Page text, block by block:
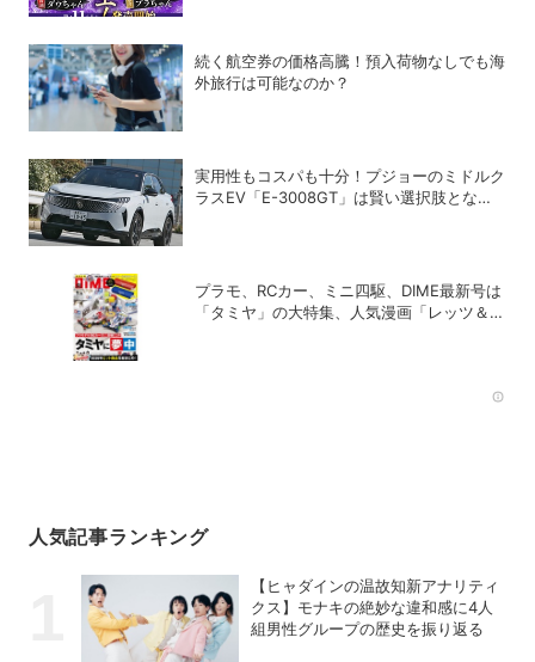
続く航空券の価格高騰！預入荷物なしでも海
外旅行は可能なのか？
実用性もコスパも十分！プジョーのミドルク
ラスEV「E-3008GT」は賢い選択肢となり
プラモ、RCカー、ミニ四駆、DIME最新号は
「タミヤ」の大特集、人気漫画「レッツ＆ゴ
人気記事ランキング
【ヒャダインの温故知新アナリティ
クス】モナキの絶妙な違和感に4人
組男性グループの歴史を振り返る